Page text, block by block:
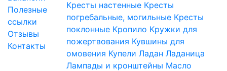
Полезные
ссылки
Отзывы
Контакты
Кресты настенные Кресты
погребальные, могильные Кресты
поклонные Кропило Кружки для
пожертвования Кувшины для
омовения Купели Ладан Ладаница
Лампады и кронштейны Масло